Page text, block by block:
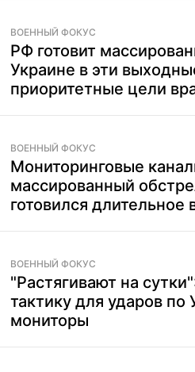
ВОЕННЫЙ ФОКУС
РФ готовит
Украине в эти
приоритетные цели
ВОЕННЫЙ ФОКУС
Мониторинговые
массированный
готовился длительное
ВОЕННЫЙ ФОКУС
"Растягивают на
тактику для ударов
мониторы